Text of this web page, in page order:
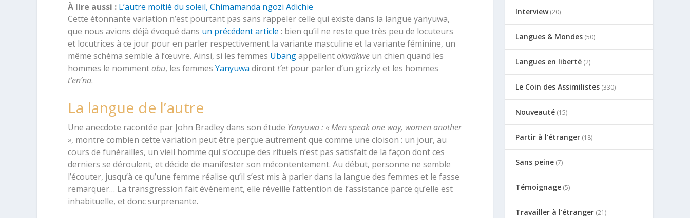
À lire aussi : L’autre moitié du soleil, Chimamanda ngozi Adichie
Cette étonnante variation n’est pourtant pas sans rappeler celle qui existe dans la langue yanyuwa,
que nous avions déjà évoqué dans un précédent article : bien qu’il ne reste que très peu de locuteurs
et locutrices à ce jour pour en parler respectivement la variante masculine et la variante féminine, un
même schéma semble à l’œuvre. Ainsi, si les femmes Ubangappellentokwakwe un chien quand les
hommes le nomment abu, les femmes Yanyuwa diront t’etpour parler d’un grizzly et les hommes
t’en’na.
La langue de l’autre
Une anecdote racontée par John Bradley dans son étude Yanyuwa : « Men speak one way, women another
», montre combien cette variation peut être perçue autrement que comme une cloison : un jour, au
cours de funérailles, un vieil homme qui s’occupe des rituels n’est pas satisfait de la façon dont ces
derniers se déroulent, et décide de manifester son mécontentement. Au début, personne ne semble
l’écouter, jusqu’à ce qu’une femme réalise qu’il s’est mis à parler dans la langue des femmes et le fasse
remarquer… La transgression fait événement, elle réveille l’attention de l’assistance parce qu’elle est
inhabituelle, et donc surprenante.
Interview(20)
Langues & Mondes (50)
Langues en liberté (2)
Le Coin des Assimilistes (330)
Nouveauté (15)
Partir à l'étranger (18)
Sans peine (7)
Témoignage (5)
Travailler à l'étranger (21)